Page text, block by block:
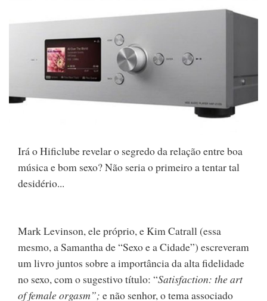
Irá o Hificlube revelar o segredo da relação entre boa
música e bom sexo? Não seria o primeiro a tentar tal
desidério...
Mark Levinson, ele próprio, e Kim Catrall (essa
mesmo, a Samantha de “Sexo e a Cidade”) escreveram
um livro juntos sobre a importância da alta fidelidade
no sexo, com o sugestivo título: “Satisfaction: the art
of female orgasm”; e não senhor, o tema associado